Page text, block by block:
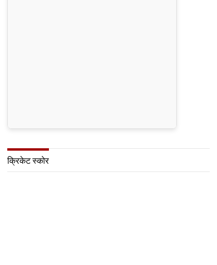
क्रिकेट स्कोर